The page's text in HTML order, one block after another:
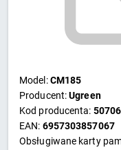
Model:CM185
Producent:Ugreen
Kod producenta: 50706
EAN: 6957303857067
Obsługiwane karty